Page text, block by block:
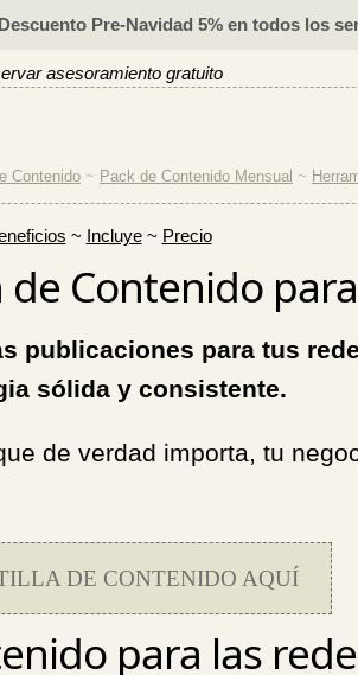
Pre-Navidad 5% en todos los
asesoramiento gratuito
Contenido ~ Pack de Contenido Mensual ~
~ Incluye~ Precio
Contenido
publicaciones para tus
sólida y consistente.
de verdad importa, tu
DE CONTENIDO AQUÍ
para las